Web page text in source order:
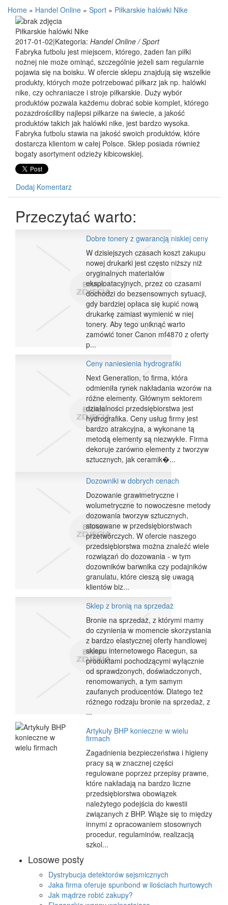
Home » Handel Online » Sport » Piłkarskie halówki Nike
Piłkarskie halówki Nike
2017-01-02|Kategoria: Handel Online / Sport
Fabryka futbolu jest miejscem, którego, żaden fan piłki
nożnej nie może ominąć, szczególnie jeżeli sam regularnie
pojawia się na boisku. W ofercie sklepu znajdują się wszelkie
produkty, których może potrzebować piłkarz jak np. halówki
nike, czy ochraniacze i stroje piłkarskie. Duży wybór
produktów pozwala każdemu dobrać sobie komplet, którego
pozazdrościliby najlepsi piłkarze na świecie, a jakość
produktów takich jak halówki nike, jest bardzo wysoka.
Fabryka futbolu stawia na jakość swoich produktów, które
dostarcza klientom w całej Polsce. Sklep posiada również
bogaty asortyment odzieży kibicowskiej.
Dodaj Komentarz
Przeczytać warto:
Dobre tonery z gwarancją niskiej ceny
W dzisiejszych czasach koszt zakupu
nowej drukarki jest często niższy niż
oryginalnych materiałów
eksploatacyjnych, przez co czasami
dochodzi do bezsensownych sytuacji,
gdy bardziej opłaca się kupić nową
drukarkę zamiast wymienić w niej
tonery. Aby tego uniknąć warto
zamówić toner Canon mf4870 z oferty
p...
Ceny naniesienia hydrografiki
Next Generation, to firma, która
odmieniła rynek nakładania wzorów na
różne elementy. Głównym sektorem
działalności przedsiębiorstwa jest
hydrografika. Ceny usług firmy jest
bardzo atrakcyjna, a wykonane tą
metodą elementy są niezwykłe. Firma
dekoruje zarówno elementy z tworzyw
sztucznych, jak ceramik�...
Dozowniki w dobrych cenach
Dozowanie grawimetryczne i
wolumetryczne to nowoczesne metody
dozowania tworzyw sztucznych,
stosowane w przedsiębiorstwach
przetwórczych. W ofercie naszego
przedsiębiorstwa można znaleźć wiele
rozwiązań do dozowania - w tym
dozowników barwnika czy podajników
granulatu, które cieszą się uwagą
klientów biz...
Sklep z bronią na sprzedaż
Bronie na sprzedaż, z którymi mamy
do czynienia w momencie skorzystania
z bardzo elastycznej oferty handlowej
sklepu internetowego Racegun, sa
produktami pochodzącymi wyłącznie
od sprawdzonych, doświadczonych,
renomowanych, a tym samym
zaufanych producentów. Dlatego też
różnego rodzaju bronie na sprzedaż, z
...
Artykuły BHP konieczne w wielu
firmach
Zagadnienia bezpieczeństwa i higieny
pracy są w znacznej części
regulowane poprzez przepisy prawne,
które nakładają na bardzo liczne
przedsiębiorstwa obowiązek
należytego podejścia do kwestii
związanych z BHP. Wiąże się to między
innymi z opracowaniem stosownych
procedur, regulaminów, realizacją
szkol...
Losowe posty
Dystrybucja detektorów sejsmicznych
Jaka firma oferuje spunbond w ilościach hurtowych
Jak mądrze robić zakupy?